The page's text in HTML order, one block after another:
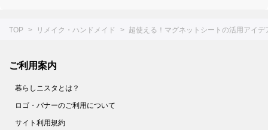
TOP リメイク・ハンドメイド 超使える！マグネットシートの活用アイデ
ご利用案内
暮らしニスタとは？
ロゴ・バナーのご利用について
サイト利用規約